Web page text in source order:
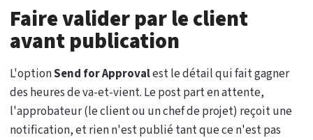
Faire valider par le client
avant publication
L'optionSend for Approvalest le détail qui fait gagner
des heures de va-et-vient. Le post part en attente,
l'approbateur (le client ou un chef de projet) reçoit une
notification, et rien n'est publié tant que ce n'est pas